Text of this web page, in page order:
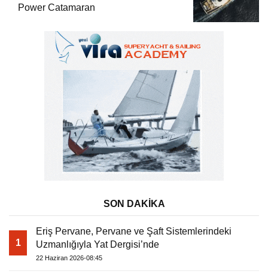
Power Catamaran
SON DAKİKA
1
Eriş Pervane, Pervane ve Şaft Sistemlerindeki
Uzmanlığıyla Yat Dergisi’nde
22 Haziran 2026-08:45